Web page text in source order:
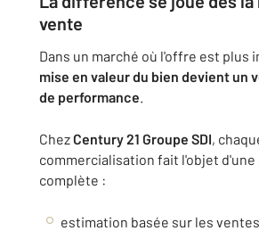
vente
Dans un marché où l'offre est plus
mise en valeur du bien devient un
de performance.
ChezCentury 21 Groupe SDI,
commercialisation fait l'objet
complète :
estimation basée sur les